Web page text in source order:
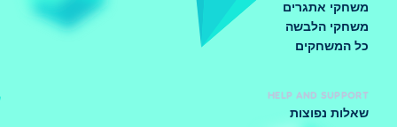
משחקי אתגרים
משחקי הלבשה
כל המשחקים
HELP AND SUPPORT
שאלות נפוצות